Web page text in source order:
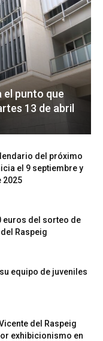
el punto que
13 de abril
del próximo
el 9 septiembre y
2025
euros del sorteo de
Raspeig
equipo de juveniles
del Raspeig
exhibicionismo en